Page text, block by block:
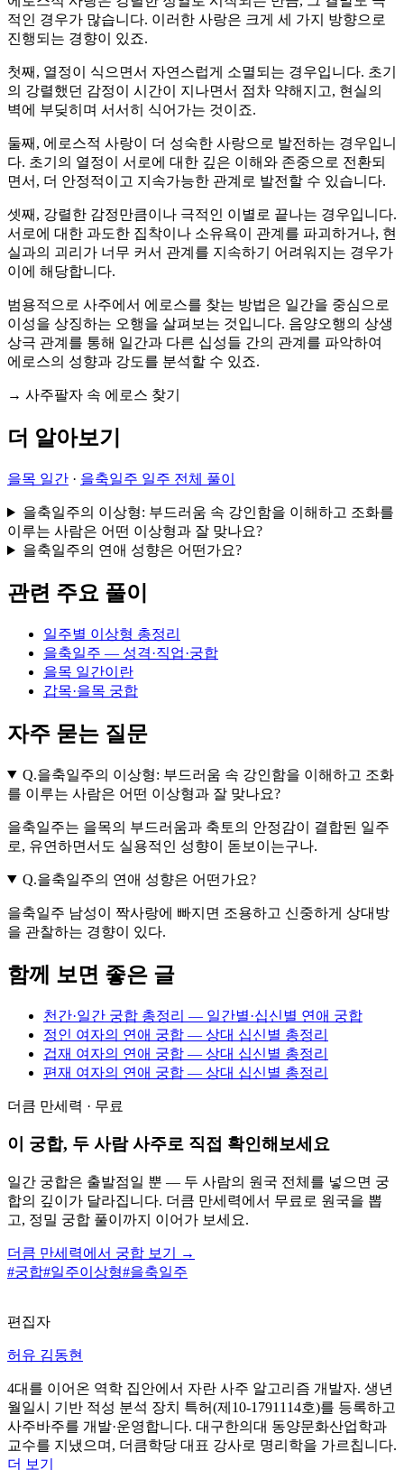
적인 경우가 많습니다. 이러한 사랑은 크게 세 가지 방향으로
진행되는 경향이 있죠.
첫째, 열정이 식으면서 자연스럽게 소멸되는 경우입니다. 초기
의 강렬했던 감정이 시간이 지나면서 점차 약해지고, 현실의
벽에 부딪히며 서서히 식어가는 것이죠.
둘째, 에로스적 사랑이 더 성숙한 사랑으로 발전하는 경우입니
다. 초기의 열정이 서로에 대한 깊은 이해와 존중으로 전환되
면서, 더 안정적이고 지속가능한 관계로 발전할 수 있습니다.
셋째, 강렬한 감정만큼이나 극적인 이별로 끝나는 경우입니다.
서로에 대한 과도한 집착이나 소유욕이 관계를 파괴하거나, 현
실과의 괴리가 너무 커서 관계를 지속하기 어려워지는 경우가
이에 해당합니다.
범용적으로 사주에서 에로스를 찾는 방법은 일간을 중심으로
이성을 상징하는 오행을 살펴보는 것입니다. 음양오행의 상생
상극 관계를 통해 일간과 다른 십성들 간의 관계를 파악하여
에로스의 성향과 강도를 분석할 수 있죠.
→ 사주팔자 속 에로스 찾기
더 알아보기
을목 일간 · 을축일주 일주 전체 풀이
을축일주의 이상형: 부드러움 속 강인함을 이해하고 조화를
이루는 사람은 어떤 이상형과 잘 맞나요?
을축일주의 연애 성향은 어떤가요?
관련 주요 풀이
일주별 이상형 총정리
을축일주 — 성격·직업·궁합
을목 일간이란
갑목·을목 궁합
자주 묻는 질문
Q.을축일주의 이상형: 부드러움 속 강인함을 이해하고 조화
를 이루는 사람은 어떤 이상형과 잘 맞나요?
을축일주는 을목의 부드러움과 축토의 안정감이 결합된 일주
로, 유연하면서도 실용적인 성향이 돋보이는구나.
Q.을축일주의 연애 성향은 어떤가요?
을축일주 남성이 짝사랑에 빠지면 조용하고 신중하게 상대방
을 관찰하는 경향이 있다.
함께 보면 좋은 글
천간·일간 궁합 총정리 — 일간별·십신별 연애 궁합
정인 여자의 연애 궁합 — 상대 십신별 총정리
겁재 여자의 연애 궁합 — 상대 십신별 총정리
편재 여자의 연애 궁합 — 상대 십신별 총정리
더큼 만세력 · 무료
이 궁합, 두 사람 사주로 직접 확인해보세요
일간 궁합은 출발점일 뿐 — 두 사람의 원국 전체를 넣으면 궁
합의 깊이가 달라집니다. 더큼 만세력에서 무료로 원국을 뽑
고, 정밀 궁합 풀이까지 이어가 보세요.
더큼 만세력에서 궁합 보기 →
#궁합#일주이상형#을축일주
편집자
허유 김동현
4대를 이어온 역학 집안에서 자란 사주 알고리즘 개발자. 생년
월일시 기반 적성 분석 장치 특허(제10-1791114호)를 등록하고
사주바주를 개발·운영합니다. 대구한의대 동양문화산업학과
교수를 지냈으며, 더큼학당 대표 강사로 명리학을 가르칩니다.
더 보기